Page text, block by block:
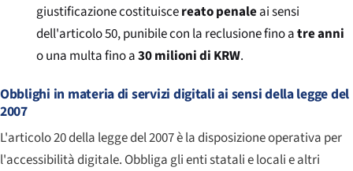
giustificazione costituiscereato penaleai sensi
dell'articolo 50, punibile con la reclusione fino atre anni
o una multa fino a30 milioni di KRW.
Obblighi in materia di servizi digitali ai sensi della legge del
2007
L'articolo 20 della legge del 2007 è la disposizione operativa per
l'accessibilità digitale. Obbliga gli enti statali e locali e altri